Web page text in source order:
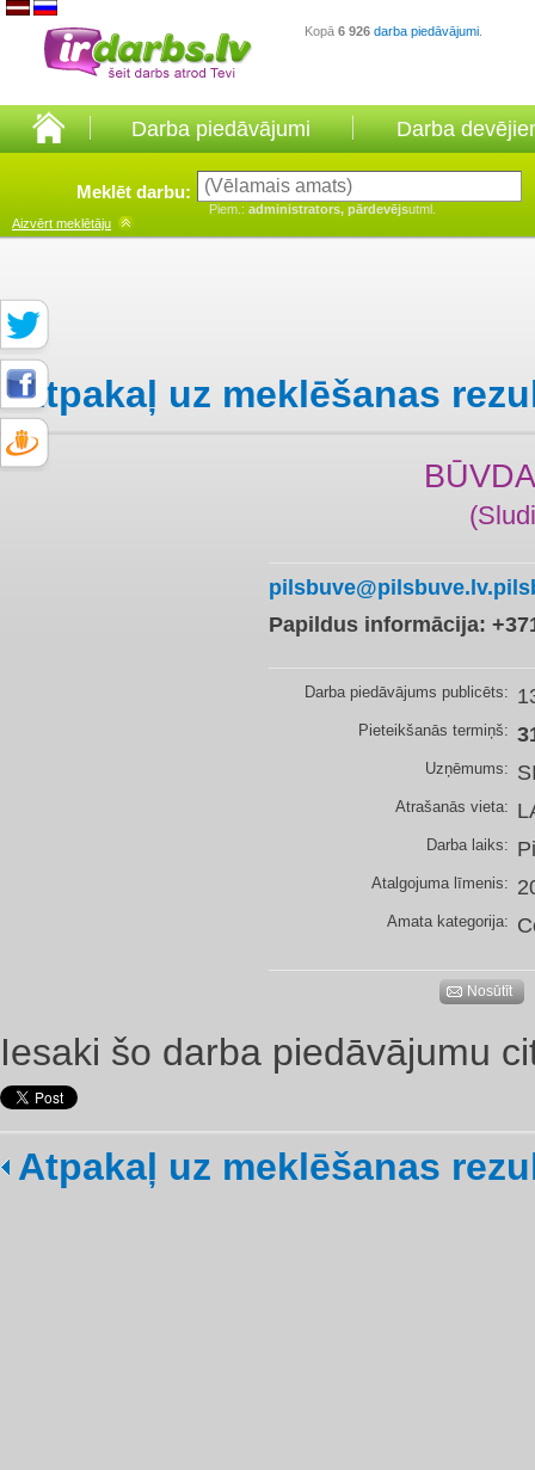
Kopā 6 926 darba piedāvājumi
Darba piedāvājumi Darba
Meklēt darbu:
Piem.: administrators, pārdevējsutml.
Aizvērt meklētāju
Atpakaļ uz meklēšanas
Papildus informācija:
Darba piedāvājums publicēts:
Pieteikšanās termiņš:
Uzņēmums:
Atrašanās vieta:
Darba laiks:
Atalgojuma līmenis:
Amata kategorija:
Nosūtīt
Iesaki šo darba piedāvājumu
Atpakaļ uz meklēšanas